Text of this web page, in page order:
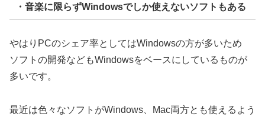
・音楽に限らずWindowsでしか使えないソフトもある
やはりPCのシェア率としてはWindowsの方が多いため
ソフトの開発などもWindowsをベースにしているものが
多いです。
最近は色々なソフトがWindows、Mac両方とも使えるよう